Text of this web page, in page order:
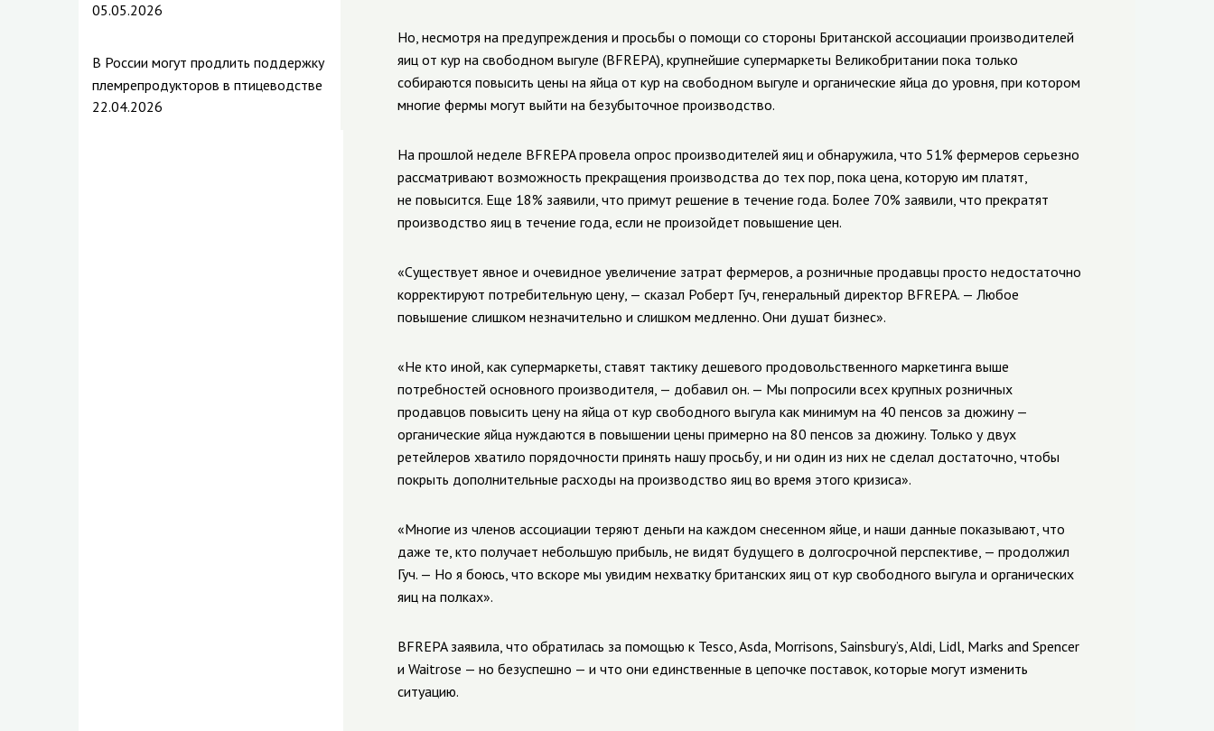
05.05.2026
В России могут продлить поддержку
племрепродукторов в птицеводстве
22.04.2026
Но, несмотря на предупреждения и просьбы о помощи со стороны Британской ассоциации производителей
яиц от кур на свободном выгуле (BFREPA), крупнейшие супермаркеты Великобритании пока только
собираются повысить цены на яйца от кур на свободном выгуле и органические яйца до уровня, при котором
многие фермы могут выйти на безубыточное производство.
На прошлой неделе BFREPA провела опрос производителей яиц и обнаружила, что 51% фермеров серьезно
рассматривают возможность прекращения производства до тех пор, пока цена, которую им платят,
не повысится. Еще 18% заявили, что примут решение в течение года. Более 70% заявили, что прекратят
производство яиц в течение года, если не произойдет повышение цен.
«Существует явное и очевидное увеличение затрат фермеров, а розничные продавцы просто недостаточно
корректируют потребительную цену, — сказал Роберт Гуч, генеральный директор BFREPA. — Любое
повышение слишком незначительно и слишком медленно. Они душат бизнес».
«Не кто иной, как супермаркеты, ставят тактику дешевого продовольственного маркетинга выше
потребностей основного производителя, — добавил он. — Мы попросили всех крупных розничных
продавцов повысить цену на яйца от кур свободного выгула как минимум на 40 пенсов за дюжину —
органические яйца нуждаются в повышении цены примерно на 80 пенсов за дюжину. Только у двух
ретейлеров хватило порядочности принять нашу просьбу, и ни один из них не сделал достаточно, чтобы
покрыть дополнительные расходы на производство яиц во время этого кризиса».
«Многие из членов ассоциации теряют деньги на каждом снесенном яйце, и наши данные показывают, что
даже те, кто получает небольшую прибыль, не видят будущего в долгосрочной перспективе, — продолжил
Гуч. — Но я боюсь, что вскоре мы увидим нехватку британских яиц от кур свободного выгула и органических
яиц на полках».
BFREPA заявила, что обратилась за помощью к Tesco, Asda, Morrisons, Sainsbury’s, Aldi, Lidl, Marks and Spencer
и Waitrose — но безуспешно — и что они единственные в цепочке поставок, которые могут изменить
ситуацию.